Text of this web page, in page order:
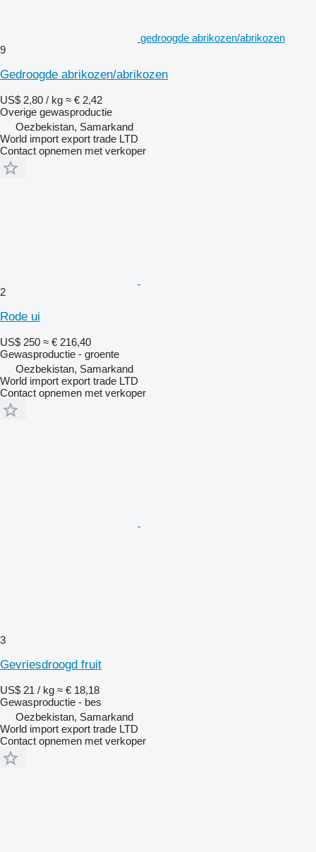
gedroogde abrikozen/abrikozen
9
Gedroogde abrikozen/abrikozen
US$ 2,80 / kg ≈ € 2,42
Overige gewasproductie
Oezbekistan, Samarkand
World import export trade LTD
Contact opnemen met verkoper
2
Rode ui
US$ 250 ≈ € 216,40
Gewasproductie - groente
Oezbekistan, Samarkand
World import export trade LTD
Contact opnemen met verkoper
3
Gevriesdroogd fruit
US$ 21 / kg ≈ € 18,18
Gewasproductie - bes
Oezbekistan, Samarkand
World import export trade LTD
Contact opnemen met verkoper